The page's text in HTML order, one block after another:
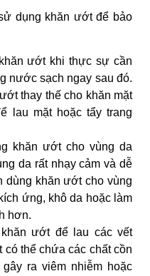
dụng khăn ướt để bảo
ướt khi thực sự cần
nước sạch ngay sau đó.
thay thế cho khăn mặt
lau mặt hoặc tẩy trang
khăn ướt cho vùng da
da rất nhạy cảm và dễ
dùng khăn ướt cho vùng
ứng, khô da hoặc làm
hơn.
ướt để lau các vết
thể chứa các chất cồn
ra viêm nhiễm hoặc